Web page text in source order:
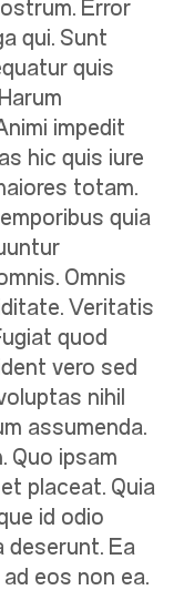
Error
qui. Sunt
quis
impedit
hic quis iure
totam.
quia
Omnis
Veritatis
quod
vero sed
nihil
assumenda.
Quo ipsam
placeat. Quia
id odio
deserunt. Ea
eos non ea.